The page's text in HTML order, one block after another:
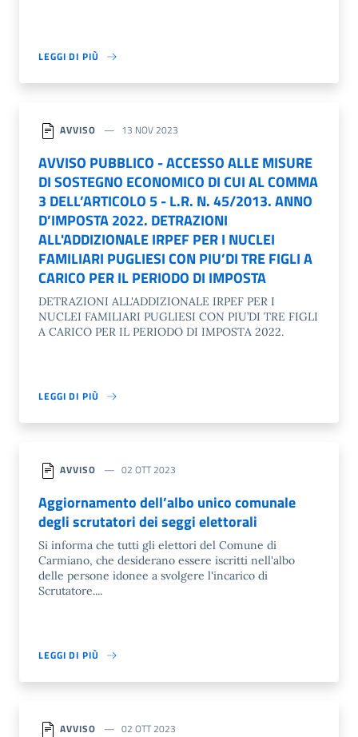
LEGGI DI PIÙ
AVVISO 13 NOV 2023
AVVISO PUBBLICO - ACCESSO ALLE MISURE
DI SOSTEGNO ECONOMICO DI CUI AL COMMA
3 DELL’ARTICOLO 5 - L.R. N. 45/2013. ANNO
D’IMPOSTA 2022. DETRAZIONI
ALL'ADDIZIONALE IRPEF PER I NUCLEI
FAMILIARI PUGLIESI CON PIU’DI TRE FIGLI A
CARICO PER IL PERIODO DI IMPOSTA
DETRAZIONI ALL'ADDIZIONALE IRPEF PER I
NUCLEI FAMILIARI PUGLIESI CON PIU’DI TRE FIGLI
A CARICO PER IL PERIODO DI IMPOSTA 2022.
LEGGI DI PIÙ
AVVISO 02 OTT 2023
Aggiornamento dell’albo unico comunale
degli scrutatori dei seggi elettorali
Si informa che tutti gli elettori del Comune di
Carmiano, che desiderano essere iscritti nell'albo
delle persone idonee a svolgere l'incarico di
Scrutatore....
LEGGI DI PIÙ
AVVISO 02 OTT 2023